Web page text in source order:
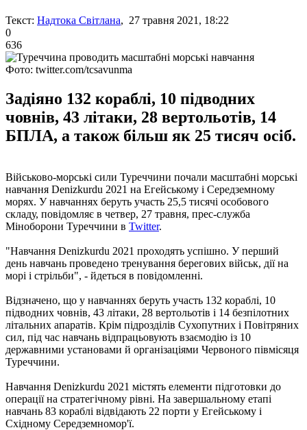
Текст: Надтока Світлана, 27 травня 2021, 18:22
0
636
Фото: twitter.com/tcsavunma
Задіяно 132 кораблі, 10 підводних
човнів, 43 літаки, 28 вертольотів, 14
БПЛА, а також більш як 25 тисяч осіб.
Військово-морські сили Туреччини почали масштабні морські
навчання Denizkurdu 2021 на Егейському і Середземному
морях. У навчаннях беруть участь 25,5 тисячі особового
складу, повідомляє в четвер, 27 травня, прес-служба
Міноборони Туреччини в Twitter.
"Навчання Denizkurdu 2021 проходять успішно. У перший
день навчань проведено тренування берегових військ, дії на
морі і стрільби", - йдеться в повідомленні.
Відзначено, що у навчаннях беруть участь 132 кораблі, 10
підводних човнів, 43 літаки, 28 вертольотів і 14 безпілотних
літальних апаратів. Крім підрозділів Сухопутних і Повітряних
сил, під час навчань відпрацьовують взаємодію із 10
державними установами й організаціями Червоного півмісяця
Туреччини.
Навчання Denizkurdu 2021 містять елементи підготовки до
операції на стратегічному рівні. На завершальному етапі
навчань 83 кораблі відвідають 22 порти у Егейському і
Східному Середземномор'ї.